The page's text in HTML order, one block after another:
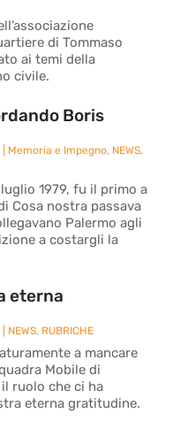
di Tommaso
ai temi della
civile.
Boris
Memoria e Impegno, NEWS,
1979, fu il primo a
Cosa nostra passava
Palermo agli
a costargli la
eterna
NEWS, RUBRICHE
a mancare
Mobile di
ruolo che ci ha
eterna gratitudine.